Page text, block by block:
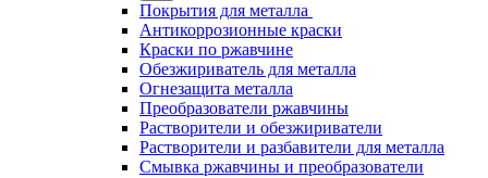
Покрытия для металла
Антикоррозионные краски
Краски по ржавчине
Обезжириватель для металла
Огнезащита металла
Преобразователи ржавчины
Растворители и обезжириватели
Растворители и разбавители для металла
Смывка ржавчины и преобразователи